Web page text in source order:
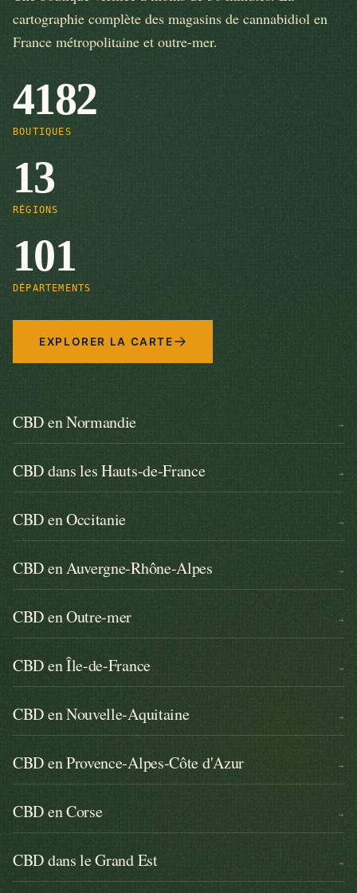
cartographie complète des magasins de cannabidiol en
France métropolitaine et outre-mer.
4182
BOUTIQUES
13
RÉGIONS
101
DÉPARTEMENTS
EXPLORER LA CARTE
CBD en Normandie →
CBD dans les Hauts-de-France →
CBD en Occitanie →
CBD en Auvergne-Rhône-Alpes →
CBD en Outre-mer →
CBD en Île-de-France →
CBD en Nouvelle-Aquitaine →
CBD en Provence-Alpes-Côte d'Azur →
CBD en Corse →
CBD dans le Grand Est →